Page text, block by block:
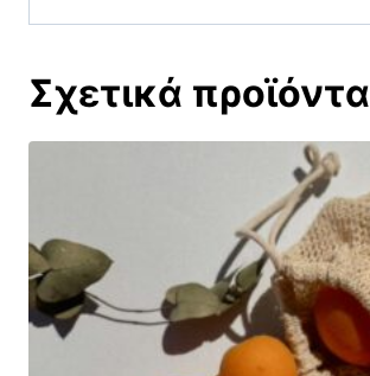
Σχετικά προϊόντα